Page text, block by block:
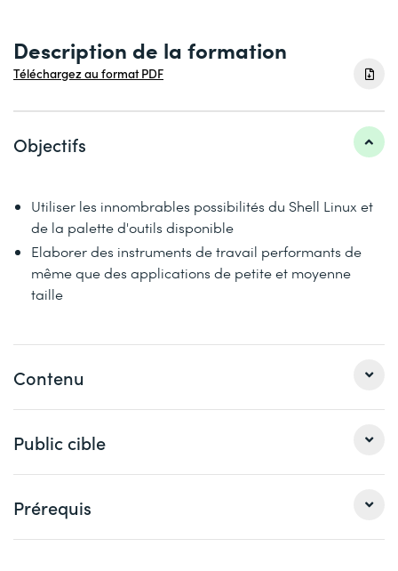
Description de la formation
Téléchargez au format PDF
Objectifs
Utiliser les innombrables possibilités du Shell Linux et
de la palette d'outils disponible
Elaborer des instruments de travail performants de
même que des applications de petite et moyenne
taille
Contenu
Dans les cours de base Linux, il n'y a pas matière à
de sa palette d'outils. Cette formation vous en offre
l'opportunité. Vous allez travailler avec le shell standard
de Linux, le Bourne Again Shell (bash).
Public cible
Programmeurs Linux expérimentés, administrateurs
Linux avec expérience de la programmation.
Prérequis